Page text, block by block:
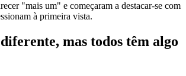
"mais um" e começaram a destacar-se com
à primeira vista.
mas todos têm algo